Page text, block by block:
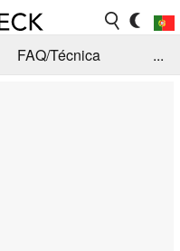
FAQ/Técnica
...